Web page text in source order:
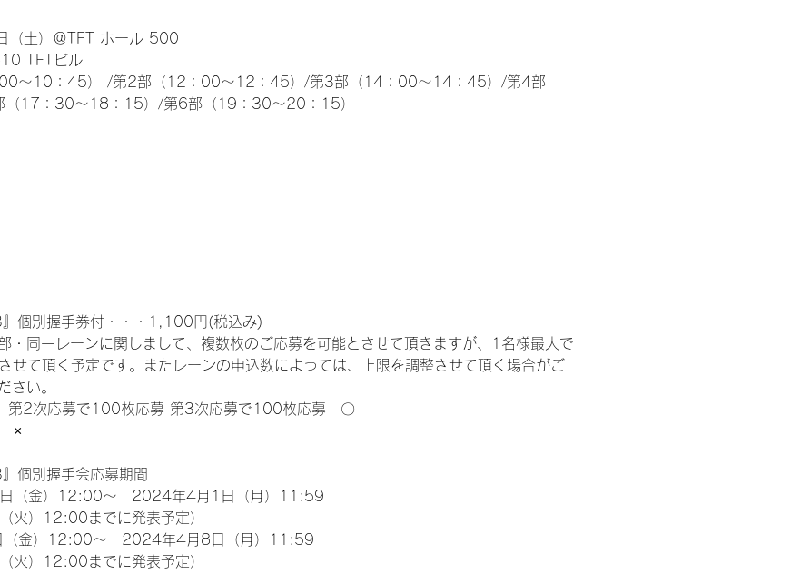
（土）＠TFT ホール 500
TFTビル
00～10：45） /第2部（12：00～12：45）/第3部（14：00～14：45）/第4部
（17：30～18：15）/第6部（19：30～20：15）
』個別握手券付・・・1,100円(税込み)
・同一レーンに関しまして、複数枚のご応募を可能とさせて頂きますが、1名様最大で
せて頂く予定です。またレーンの申込数によっては、上限を調整させて頂く場合がご
さい。
第2次応募で100枚応募 第3次応募で100枚応募　〇
×
個別握手会応募期間
（金）12:00～　2024年4月1日（月）11:59
火）12:00までに発表予定）
金）12:00～　2024年4月8日（月）11:59
火）12:00までに発表予定）